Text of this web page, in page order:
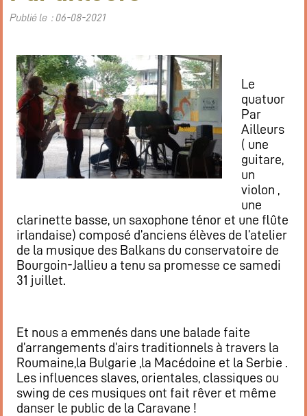
Publié le : 06-08-2021
Le
quatuor
Par
Ailleurs
( une
guitare,
un
violon ,
une
clarinette basse, un saxophone ténor et une flûte
irlandaise) composé d’anciens élèves de l’atelier
de la musique des Balkans du conservatoire de
Bourgoin-Jallieu a tenu sa promesse ce samedi
31 juillet.
Et nous a emmenés dans une balade faite
d’arrangements d’airs traditionnels à travers la
Roumaine,la Bulgarie ,la Macédoine et la Serbie .
Les influences slaves, orientales, classiques ou
swing de ces musiques ont fait rêver et même
danser le public de la Caravane !